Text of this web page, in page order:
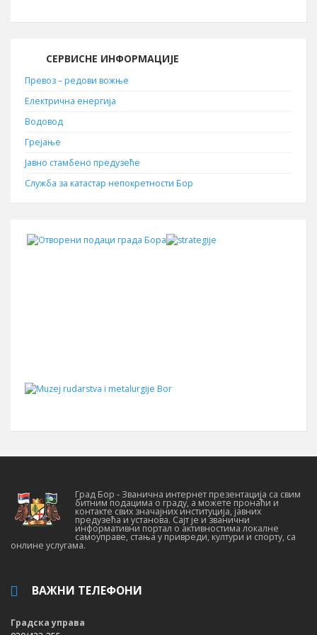
СЕРВИСНЕ ИНФОРМАЦИЈЕ
Превоз – редови вожње
Електрична енергија
Водовод
Грејање
Јавно стамбено предузеће
Служба за катастар непокретности Бор
Град Бор - Званична интернет презентација са свим
битним подацима о граду, а можете пронаћи и
контакте свих значајних институција, јавних
предузећа и установа. Сајт је и званични
информативни портал о активностима локалне
самоуправе, стања у привреди, култури и спорту, са
онлине услугама.
ВАЖНИ ТЕЛЕФОНИ
Градска управа